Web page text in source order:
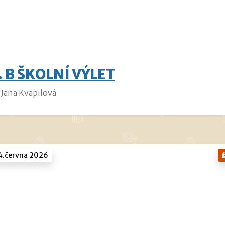
B ŠKOLNÍ VÝLET
Jana Kvapilová
2026